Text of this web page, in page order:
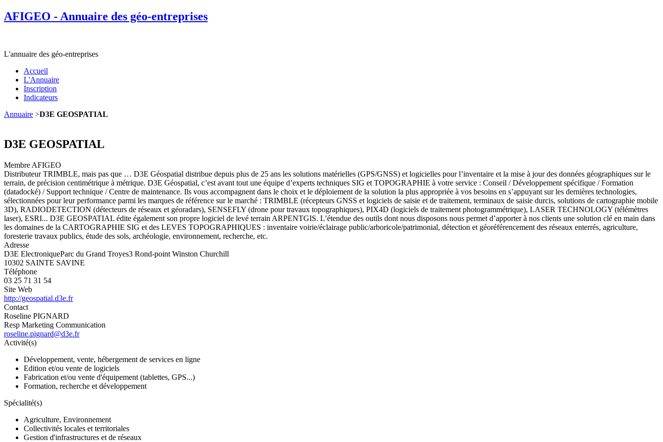
AFIGEO - Annuaire des géo-entreprises
L'annuaire des géo-entreprises
Accueil
L'Annuaire
Inscription
Indicateurs
Annuaire >D3E GEOSPATIAL
D3E GEOSPATIAL
Membre AFIGEO
Distributeur TRIMBLE, mais pas que … D3E Géospatial distribue depuis plus de 25 ans les solutions matérielles (GPS/GNSS) et logicielles pour l’inventaire et la mise à jour des données géographiques sur le
terrain, de précision centimétrique à métrique. D3E Géospatial, c’est avant tout une équipe d’experts techniques SIG et TOPOGRAPHIE à votre service : Conseil / Développement spécifique / Formation
(datadocké) / Support technique / Centre de maintenance. Ils vous accompagnent dans le choix et le déploiement de la solution la plus appropriée à vos besoins en s’appuyant sur les dernières technologies,
sélectionnées pour leur performance parmi les marques de référence sur le marché : TRIMBLE (récepteurs GNSS et logiciels de saisie et de traitement, terminaux de saisie durcis, solutions de cartographie mobile
3D), RADIODETECTION (détecteurs de réseaux et géoradars), SENSEFLY (drone pour travaux topographiques), PIX4D (logiciels de traitement photogrammétrique), LASER TECHNOLOGY (télémètres
laser), ESRI... D3E GEOSPATIAL édite également son propre logiciel de levé terrain ARPENTGIS. L’étendue des outils dont nous disposons nous permet d’apporter à nos clients une solution clé en main dans
les domaines de la CARTOGRAPHIE SIG et des LEVES TOPOGRAPHIQUES : inventaire voirie/éclairage public/arboricole/patrimonial, détection et géoréférencement des réseaux enterrés, agriculture,
foresterie travaux publics, étude des sols, archéologie, environnement, recherche, etc.
Adresse
D3E ElectroniqueParc du Grand Troyes3 Rond-point Winston Churchill
10302 SAINTE SAVINE
Téléphone
03 25 71 31 54
Site Web
http://geospatial.d3e.fr
Contact
Roseline PIGNARD
Resp Marketing Communication
roseline.pignard@d3e.fr
Activité(s)
Développement, vente, hébergement de services en ligne
Edition et/ou vente de logiciels
Fabrication et/ou vente d'équipement (tablettes, GPS...)
Formation, recherche et développement
Spécialité(s)
Agriculture, Environnement
Collectivités locales et territoriales
Gestion d'infrastructures et de réseaux